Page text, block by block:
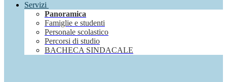
Servizi
Panoramica
Famiglie e studenti
Personale scolastico
Percorsi di studio
BACHECA SINDACALE